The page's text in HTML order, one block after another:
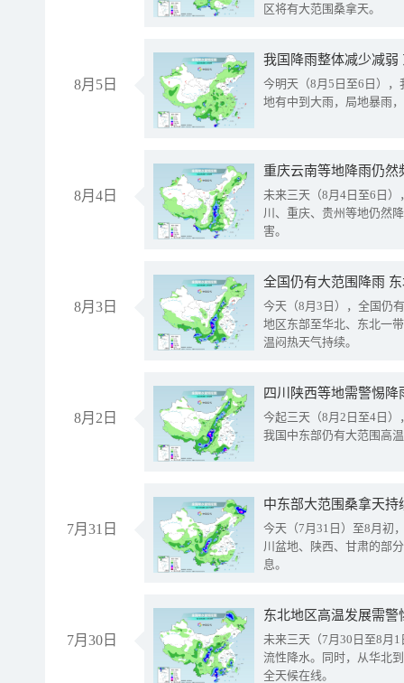
区将有大范围桑拿天。
8月5日
我国降雨整体减少减弱
今明天（8月5日至6日）
地有中到大雨，局地暴雨
8月4日
重庆云南等地降雨仍然
未来三天（8月4日至6日
川、重庆、贵州等地仍然
害。
8月3日
全国仍有大范围降雨
今天（8月3日），全国仍
地区东部至华北、东北一
温闷热天气持续。
8月2日
今起三天（8月2日至4日
我国中东部仍有大范围高
7月31日
中东部大范围桑拿天
今天（7月31日）至8月初
川盆地、陕西、甘肃的部
息。
7月30日
东北地区高温发展需
未来三天（7月30日至8月
流性降水。同时，从华北
全天候在线。